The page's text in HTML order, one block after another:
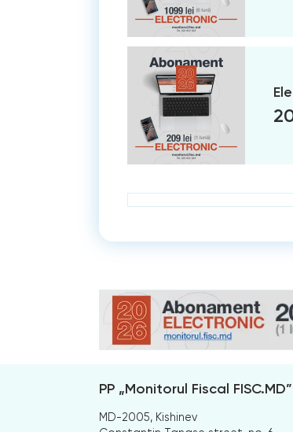
PP „Monitorul Fiscal FISC.MD”
MD-2005, Kishinev